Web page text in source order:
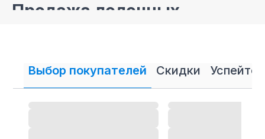
Продажа лодочных
В нашем интернет магазине осуществляетсяпродажа
Выбор покупателей Скидки Успейте